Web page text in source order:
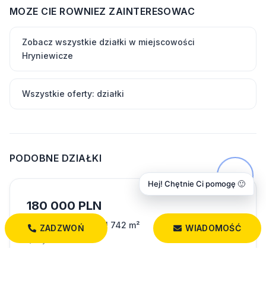
MOZE CIE ROWNIEZ ZAINTERESOWAC
Zobacz wszystkie działki w miejscowości
Hryniewicze
Wszystkie oferty: działki
PODOBNE DZIAŁKI
180 000 PLN
OSTATNIA DZIAŁKA! 742 m²
ZADZWOŃ WIADOMOŚĆ
Hej! Chętnie Ci pomogę 🙂